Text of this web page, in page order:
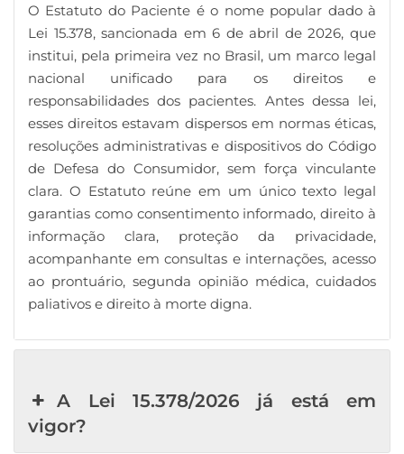
O Estatuto do Paciente é o nome popular dado à
Lei 15.378, sancionada em 6 de abril de 2026, que
institui, pela primeira vez no Brasil, um marco legal
nacional unificado para os direitos e
responsabilidades dos pacientes. Antes dessa lei,
esses direitos estavam dispersos em normas éticas,
resoluções administrativas e dispositivos do Código
de Defesa do Consumidor, sem força vinculante
clara. O Estatuto reúne em um único texto legal
garantias como consentimento informado, direito à
informação clara, proteção da privacidade,
acompanhante em consultas e internações, acesso
ao prontuário, segunda opinião médica, cuidados
paliativos e direito à morte digna.
A Lei 15.378/2026 já está em
vigor?